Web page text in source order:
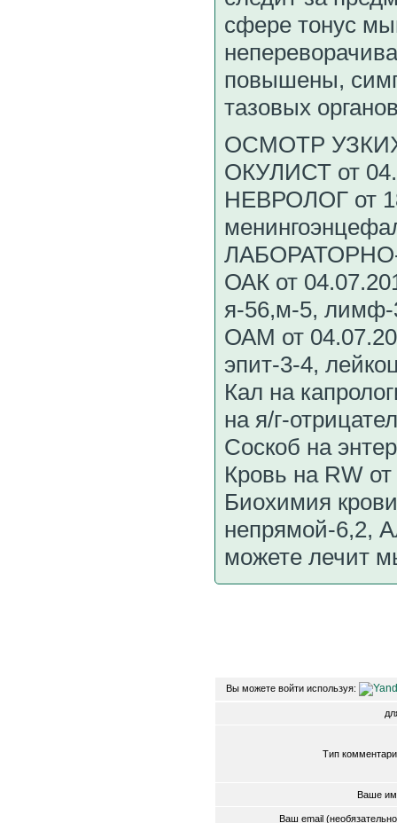
сфере тонус
повышены,
тазовых
ОСМОТР
ОКУЛИСТ от
НЕВРОЛОГ от
ОАК от
я-56,м-5,
ОАМ от
эпит-3-4,
Кал на
на я/г-
Соскоб на
Кровь на RW
Биохимия
непрямой-6,2,
можете лечит
Вы можете войти используя:
Тип
Ваше
Ваш email